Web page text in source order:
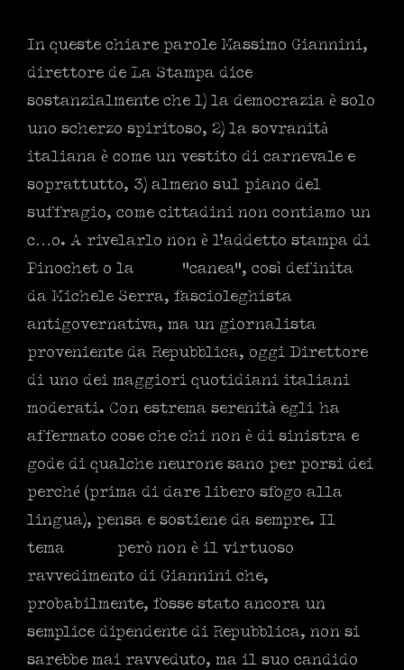
In queste chiare parole Massimo Giannini,
direttore de La Stampa dice
sostanzialmente che 1) la democrazia è solo
uno scherzo spiritoso, 2) la sovranità
italiana è come un vestito di carnevale e
soprattutto, 3) almeno sul piano del
suffragio, come cittadini non contiamo un
c…o. A rivelarlo non è l’addetto stampa di
Pinochet o la
“canea”, così definita
da Michele Serra, fascioleghista
antigovernativa, ma un giornalista
proveniente da Repubblica, oggi Direttore
di uno dei maggiori quotidiani italiani
moderati. Con estrema serenità egli ha
affermato cose che chi non è di sinistra e
gode di qualche neurone sano per porsi dei
perché (prima di dare libero sfogo alla
lingua), pensa e sostiene da sempre. Il
tema
però non è il virtuoso
ravvedimento di Giannini che,
probabilmente, fosse stato ancora un
semplice dipendente di Repubblica, non si
sarebbe mai ravveduto, ma il suo candido